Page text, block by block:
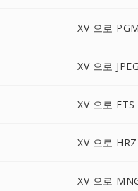
XV 으로
XV 으로
XV 으로 FTS
XV 으로 HRZ
XV 으로